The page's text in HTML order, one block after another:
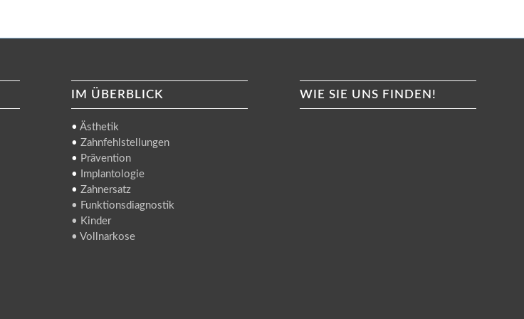
IM ÜBERBLICK
•Ästhetik
•Zahnfehlstellungen
• Prävention
•
Implantologie
•Zahnersatz
• Funktionsdiagnostik
• Kinder
• Vollnarkose
WIE SIE UNS FINDEN!